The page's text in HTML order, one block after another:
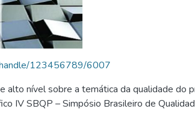
123456789/6007
alto nível sobre a temática da qualidade do
IV SBQP – Simpósio Brasileiro de